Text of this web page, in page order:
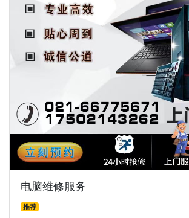
电脑维修服务
推荐